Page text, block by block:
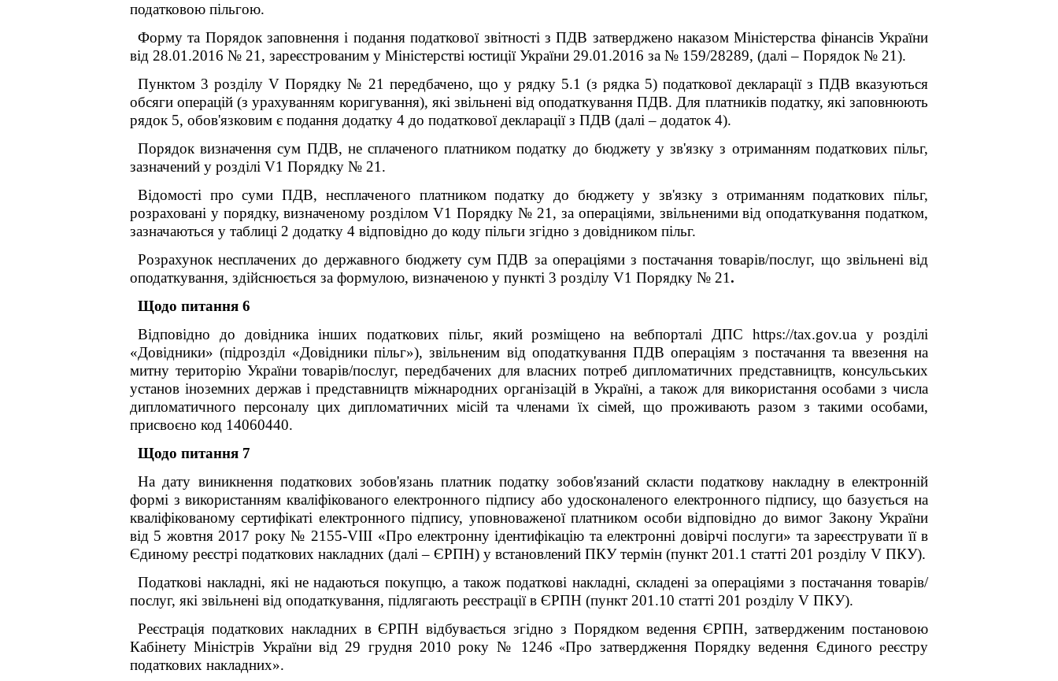
податковою пільгою.
Форму та Порядок заповнення і подання податкової звітності з ПДВ затверджено наказом Міністерства фінансів України
від 28.01.2016 № 21, зареєстрованим у Міністерстві юстиції України 29.01.2016 за № 159/28289, (далі – Порядок № 21).
Пунктом 3 розділу V Порядку № 21 передбачено, що у рядку 5.1 (з рядка 5) податкової декларації з ПДВ вказуються
обсяги операцій (з урахуванням коригування), які звільнені від оподаткування ПДВ. Для платників податку, які заповнюють
рядок 5, обов'язковим є подання додатку 4 до податкової декларації з ПДВ (далі – додаток 4).
Порядок визначення сум ПДВ, не сплаченого платником податку до бюджету у зв'язку з отриманням податкових пільг,
зазначений у розділі V1 Порядку № 21.
Відомості про суми ПДВ, несплаченого платником податку до бюджету у зв'язку з отриманням податкових пільг,
розраховані у порядку, визначеному розділом V1 Порядку № 21, за операціями, звільненими від оподаткування податком,
зазначаються у таблиці 2 додатку 4 відповідно до коду пільги згідно з довідником пільг.
Розрахунок несплачених до державного бюджету сум ПДВ за операціями з постачання товарів/послуг, що звільнені від
оподаткування, здійснюється за формулою, визначеною у пункті 3 розділу V1 Порядку № 21.
Щодо питання 6
Відповідно до довідника інших податкових пільг, який розміщено на вебпорталі ДПС https://tax.gov.ua у розділі
«Довідники» (підрозділ «Довідники пільг»), звільненим від оподаткування ПДВ операціям з постачання та ввезення на
митну територію України товарів/послуг, передбачених для власних потреб дипломатичних представництв, консульських
установ іноземних держав і представництв міжнародних організацій в Україні, а також для використання особами з числа
дипломатичного персоналу цих дипломатичних місій та членами їх сімей, що проживають разом з такими особами,
присвоєно код 14060440.
Щодо питання 7
На дату виникнення податкових зобов'язань платник податку зобов'язаний скласти податкову накладну в електронній
формі з використанням кваліфікованого електронного підпису або удосконаленого електронного підпису, що базується на
кваліфікованому сертифікаті електронного підпису, уповноваженої платником особи відповідно до вимог Закону України
від 5 жовтня 2017 року № 2155-VIII «Про електронну ідентифікацію та електронні довірчі послуги» та зареєструвати її в
Єдиному реєстрі податкових накладних (далі – ЄРПН) у встановлений ПКУ термін (пункт 201.1 статті 201 розділу V ПКУ).
Податкові накладні, які не надаються покупцю, а також податкові накладні, складені за операціями з постачання товарів/
послуг, які звільнені від оподаткування, підлягають реєстрації в ЄРПН (пункт 201.10 статті 201 розділу V ПКУ).
Реєстрація податкових накладних в ЄРПН відбувається згідно з Порядком ведення ЄРПН, затвердженим постановою
Кабінету Міністрів України від 29 грудня 2010 року № 1246 «Про затвердження Порядку ведення Єдиного реєстру
податкових накладних».